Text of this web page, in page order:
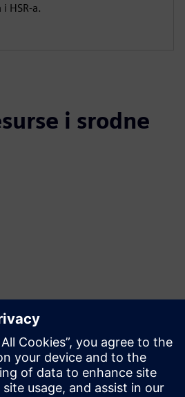
HSR-a.
i srodne
trgovina